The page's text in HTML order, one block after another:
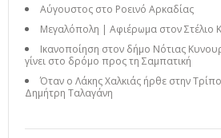
Αύγουστος στο Ροεινό Αρκαδίας
Μεγαλόπολη | Αφιέρωμα στον Στέλιο
Ικανοποίηση στον δήμο Νότιας
γίνει στο δρόμο προς τη Σαμπατική
Όταν ο Λάκης Χαλκιάς ήρθε στην
Δημήτρη Ταλαγάνη